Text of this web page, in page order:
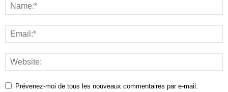
Prévenez-moi de tous les nouveaux commentaires par e-mail.